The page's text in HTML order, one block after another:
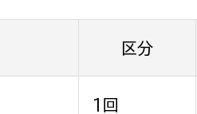
区分
1回